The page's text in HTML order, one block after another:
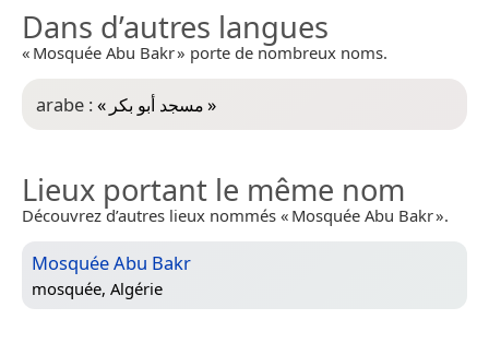
Dans d’autres langues
« Mosquée Abu Bakr » porte de nombreux noms.
arabe :« مسجد أبو بكر»
Lieux portant le même nom
Découvrez d’autres lieux nommés « Mosquée Abu Bakr ».
Mosquée Abu Bakr
mosquée, Algérie